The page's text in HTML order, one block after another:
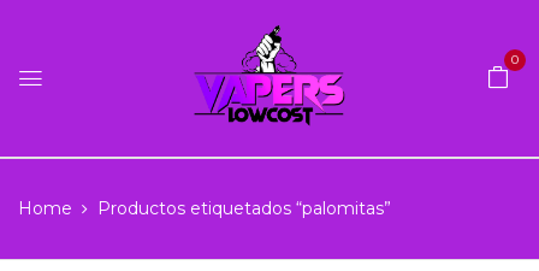
0
Home Productos etiquetados “palomitas”